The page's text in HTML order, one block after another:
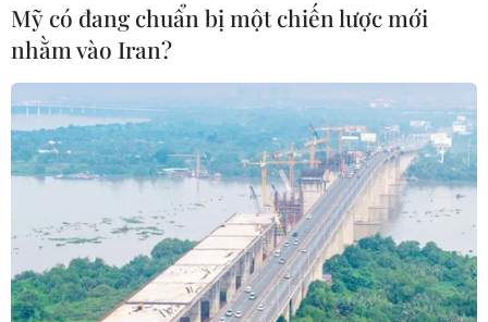
Mỹ có đang chuẩn bị một chiến lược mới
nhằm vào Iran?